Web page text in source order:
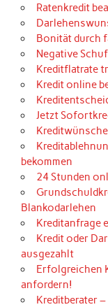
Ratenkredit
Bonität durch
Negative
Kreditflatrate
Kredit online
Jetzt
bekommen
24 Stunden
Blankodarlehen
Kreditanfrage
Kredit oder
ausgezahlt
Erfolgreichen
anfordern!
Kreditberater